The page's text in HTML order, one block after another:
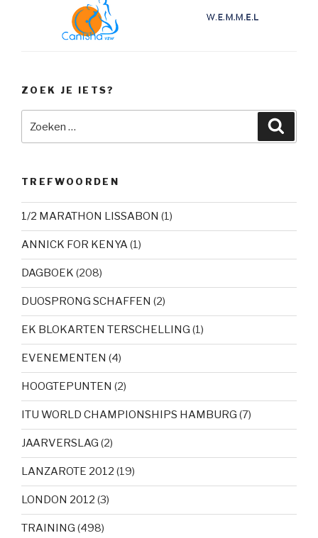
ZOEK JE IETS?
TREFWOORDEN
1/2 MARATHON LISSABON (1)
ANNICK FOR KENYA(1)
DAGBOEK (208)
DUOSPRONG SCHAFFEN (2)
EK BLOKARTEN TERSCHELLING (1)
EVENEMENTEN (4)
HOOGTEPUNTEN (2)
ITU WORLD CHAMPIONSHIPS HAMBURG (7)
JAARVERSLAG (2)
LANZAROTE 2012 (19)
LONDON 2012 (3)
TRAINING (498)